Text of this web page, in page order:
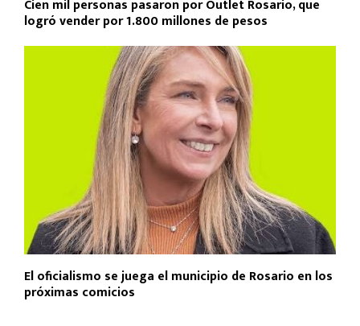
Cien mil personas pasaron por Outlet Rosario, que
logró vender por 1.800 millones de pesos
El oficialismo se juega el municipio de Rosario en los
próximas comicios